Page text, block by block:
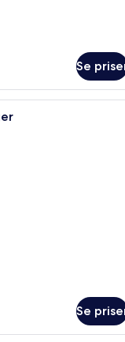
Se
– deluxe, 2
Se